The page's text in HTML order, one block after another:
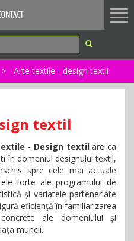
Arte textile - design textil
textil
- Design textilare ca
în domeniul designului textil,
spre cele mai actuale
forte ale programului de
și variatele parteneriate
eficienţă în familiarizarea
ale domeniului şi
muncii.